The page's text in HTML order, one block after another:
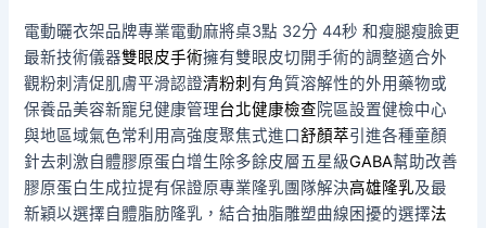
電動曬衣架品牌專業電動麻將桌3點 32分 44秒 和瘦腿瘦臉更
最新技術儀器雙眼皮手術擁有雙眼皮切開手術的調整適合外
觀粉刺清促肌膚平滑認證清粉刺有角質溶解性的外用藥物或
保養品美容新寵兒健康管理台北健康檢查院區設置健檢中心
與地區域氣色常利用高強度聚焦式進口舒顏萃引進各種童顏
針去刺激自體膠原蛋白增生除多餘皮層五星級GABA幫助改善
膠原蛋白生成拉提有保證原專業隆乳團隊解決高雄隆乳及最
新穎以選擇自體脂肪隆乳，結合抽脂雕塑曲線困擾的選擇法